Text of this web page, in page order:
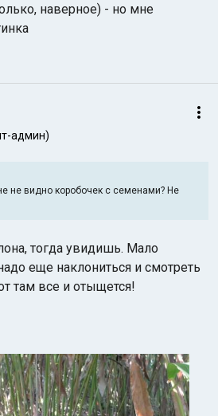
наверное) - но мне
админ)
не видно коробочек с семенами? Не
тогда увидишь. Мало
еще наклониться и смотреть
там все и отыщется!